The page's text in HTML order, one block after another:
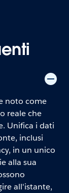
noto come
reale che
Unifica i dati
inclusi
in un unico
alla sua
all'istante,